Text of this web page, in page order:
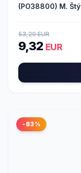
(PO38800) M.
53,29 EUR
9,32 EUR
-83%